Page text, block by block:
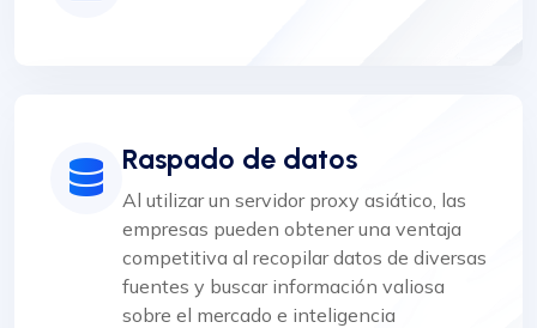
Raspado de datos
Al utilizar un servidor proxy asiático, las
empresas pueden obtener una ventaja
competitiva al recopilar datos de diversas
fuentes y buscar información valiosa
sobre el mercado e inteligencia